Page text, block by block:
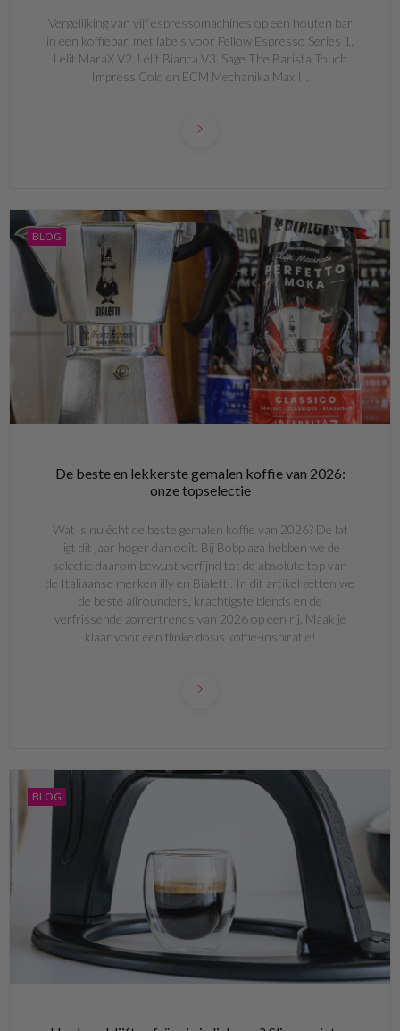
Vergelijking van vijf espressomachines op een houten bar
in een koffiebar, met labels voor Fellow Espresso Series 1,
Lelit MaraX V2, Lelit Bianca V3, Sage The Barista Touch
Impress Cold en ECM Mechanika Max II.
BLOG
De beste en lekkerste gemalen koffie van 2026:
onze topselectie
Wat is nu écht de beste gemalen koffie van 2026? De lat
ligt dit jaar hoger dan ooit. Bij Bobplaza hebben we de
selectie daarom bewust verfijnd tot de absolute top van
de Italiaanse merken illy en Bialetti. In dit artikel zetten we
de beste allrounders, krachtigste blends en de
verfrissende zomertrends van 2026 op een rij. Maak je
klaar voor een flinke dosis koffie-inspiratie!
BLOG